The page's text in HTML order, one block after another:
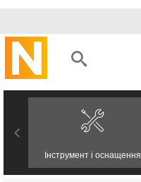
Інструмент і оснащення